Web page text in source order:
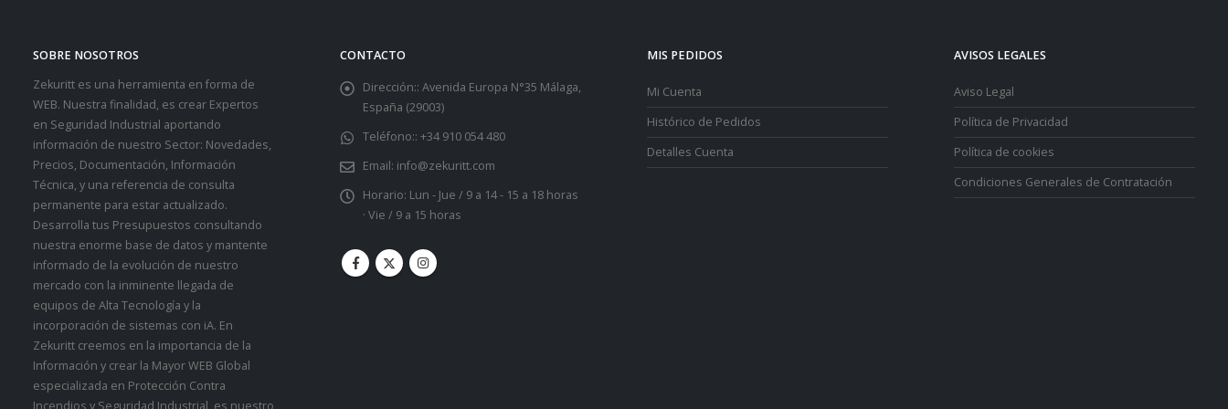
SOBRE NOSOTROS
Zekuritt es una herramienta en forma de
WEB. Nuestra finalidad, es crear Expertos
en Seguridad Industrial aportando
información de nuestro Sector: Novedades,
Precios, Documentación, Información
Técnica, y una referencia de consulta
permanente para estar actualizado.
Desarrolla tus Presupuestos consultando
nuestra enorme base de datos y mantente
informado de la evolución de nuestro
mercado con la inminente llegada de
equipos de Alta Tecnología y la
incorporación de sistemas con iA. En
Zekuritt creemos en la importancia de la
Información y crear la Mayor WEB Global
especializada en Protección Contra
Incendios y Seguridad Industrial, es nuestro
CONTACTO
Dirección:: Avenida Europa N°35 Málaga,
España (29003)
Teléfono:: +34 910 054 480
Email: info@zekuritt.com
Horario: Lun - Jue / 9 a 14 - 15 a 18 horas
· Vie / 9 a 15 horas
MIS PEDIDOS
Mi Cuenta
Histórico de Pedidos
Detalles Cuenta
AVISOS LEGALES
Aviso Legal
Política de Privacidad
Política de cookies
Condiciones Generales de Contratación